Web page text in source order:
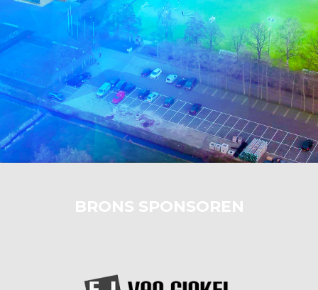
BRONS SPONSOREN